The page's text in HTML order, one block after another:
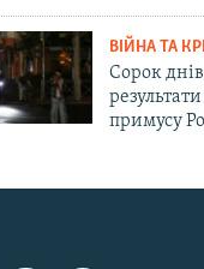
ВІЙНА ТА
Сорок
примусу